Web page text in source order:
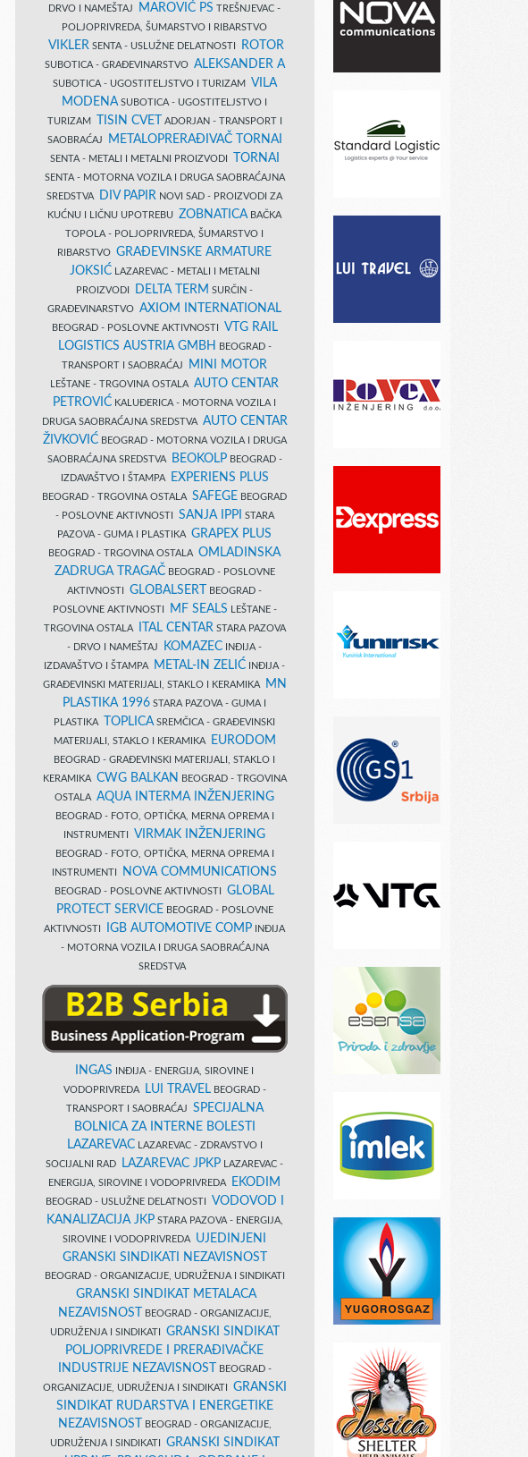
DRVO I NAMEŠTAJ
MAROVIĆ PS TREŠNJEVAC -
POLJOPRIVREDA, ŠUMARSTVO I RIBARSTVO
VIKLER SENTA - USLUŽNE DELATNOSTI ROTOR
SUBOTICA - GRAĐEVINARSTVO ALEKSANDER A
SUBOTICA - UGOSTITELJSTVO I TURIZAM VILA
MODENA SUBOTICA - UGOSTITELJSTVO I
TURIZAM
TISIN CVET
ADORJAN - TRANSPORT I
SAOBRAĆAJ
METALOPRERAĐIVAČ TORNAI
SENTA - METALI I METALNI PROIZVODI TORNAI
SENTA - MOTORNA VOZILA I DRUGA SAOBRAĆAJNA
SREDSTVA
DIV PAPIR NOVI SAD - PROIZVODI ZA
KUĆNU I LIČNU UPOTREBU ZOBNATICA BAČKA
TOPOLA - POLJOPRIVREDA, ŠUMARSTVO I
RIBARSTVO GRAĐEVINSKE ARMATURE
JOKSIĆLAZAREVAC - METALI I METALNI
PROIZVODI
DELTA TERM SURČIN -
GRAĐEVINARSTVO AXIOM INTERNATIONAL
BEOGRAD - POSLOVNE AKTIVNOSTI VTG RAIL
LOGISTICS AUSTRIA GMBH
BEOGRAD -
TRANSPORT I SAOBRAĆAJ
MINI MOTOR
LEŠTANE - TRGOVINA OSTALA AUTO CENTAR
PETROVIĆ KALUĐERICA - MOTORNA VOZILA I
DRUGA SAOBRAĆAJNA SREDSTVA AUTO CENTAR
ŽIVKOVIĆBEOGRAD - MOTORNA VOZILA I DRUGA
SAOBRAĆAJNA SREDSTVA
BEOKOLPBEOGRAD -
IZDAVAŠTVO I ŠTAMPA
EXPERIENS PLUS
BEOGRAD - TRGOVINA OSTALA SAFEGE BEOGRAD
- POSLOVNE AKTIVNOSTI SANJA IPPI
STARA
PAZOVA - GUMA I PLASTIKA GRAPEX PLUS
BEOGRAD - TRGOVINA OSTALA OMLADINSKA
ZADRUGA TRAGAČBEOGRAD - POSLOVNE
AKTIVNOSTI GLOBALSERT
BEOGRAD -
POSLOVNE AKTIVNOSTI
MF SEALS LEŠTANE -
TRGOVINA OSTALA
ITAL CENTAR STARA PAZOVA
- DRVO I NAMEŠTAJ
KOMAZEC INĐIJA -
IZDAVAŠTVO I ŠTAMPA
METAL-IN ZELIĆ INĐIJA -
GRAĐEVINSKI MATERIJALI, STAKLO I KERAMIKA
MN
PLASTIKA 1996 STARA PAZOVA - GUMA I
PLASTIKA
TOPLICA SREMČICA - GRAĐEVINSKI
MATERIJALI, STAKLO I KERAMIKA
EURODOM
BEOGRAD - GRAĐEVINSKI MATERIJALI, STAKLO I
KERAMIKA CWG BALKAN
BEOGRAD - TRGOVINA
OSTALA AQUA INTERMA INŽENJERING
BEOGRAD - FOTO, OPTIČKA, MERNA OPREMA I
INSTRUMENTI VIRMAK INŽENJERING
BEOGRAD - FOTO, OPTIČKA, MERNA OPREMA I
INSTRUMENTI
NOVA COMMUNICATIONS
BEOGRAD - POSLOVNE AKTIVNOSTI GLOBAL
PROTECT SERVICE BEOGRAD - POSLOVNE
AKTIVNOSTI
IGB AUTOMOTIVE COMP INĐIJA
- MOTORNA VOZILA I DRUGA SAOBRAĆAJNA
SREDSTVA
INGAS INĐIJA - ENERGIJA, SIROVINE I
VODOPRIVREDA
LUI TRAVELBEOGRAD -
TRANSPORT I SAOBRAĆAJ SPECIJALNA
BOLNICA ZA INTERNE BOLESTI
LAZAREVACLAZAREVAC - ZDRAVSTVO I
SOCIJALNI RAD
LAZAREVAC JPKP LAZAREVAC -
ENERGIJA, SIROVINE I VODOPRIVREDA
EKODIM
BEOGRAD - USLUŽNE DELATNOSTI VODOVOD I
KANALIZACIJA JKPSTARA PAZOVA - ENERGIJA,
SIROVINE I VODOPRIVREDA UJEDINJENI
GRANSKI SINDIKATI NEZAVISNOST
BEOGRAD - ORGANIZACIJE, UDRUŽENJA I SINDIKATI
GRANSKI SINDIKAT METALACA
NEZAVISNOST
BEOGRAD - ORGANIZACIJE,
UDRUŽENJA I SINDIKATI GRANSKI SINDIKAT
POLJOPRIVREDE I PRERAĐIVAČKE
INDUSTRIJE NEZAVISNOST
BEOGRAD -
ORGANIZACIJE, UDRUŽENJA I SINDIKATI GRANSKI
SINDIKAT RUDARSTVA I ENERGETIKE
NEZAVISNOST
BEOGRAD - ORGANIZACIJE,
UDRUŽENJA I SINDIKATI GRANSKI SINDIKAT